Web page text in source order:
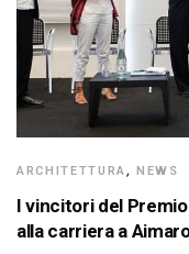
ARCHITETTURA,NEWS
I vincitori del
alla carriera a